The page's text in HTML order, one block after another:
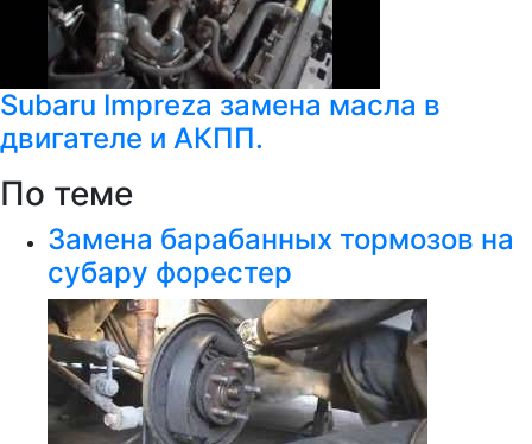
Subaru Impreza замена масла в
двигателе и АКПП.
По теме
Замена барабанных тормозов на
субару форестер